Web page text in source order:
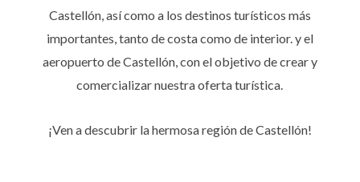
Castellón, así como a los destinos turísticos más
importantes, tanto de costa como de interior. y el
aeropuerto de Castellón, con el objetivo de crear y
comercializar nuestra oferta turística.
¡Ven a descubrir la hermosa región de Castellón!